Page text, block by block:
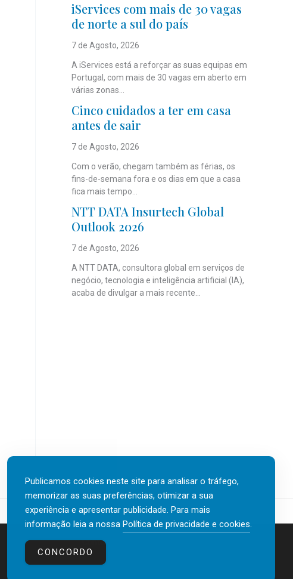
iServices com mais de 30 vagas
de norte a sul do país
7 de Agosto, 2026
A iServices está a reforçar as suas equipas em
Portugal, com mais de 30 vagas em aberto em
várias zonas...
Cinco cuidados a ter em casa
antes de sair
7 de Agosto, 2026
Com o verão, chegam também as férias, os
fins-de-semana fora e os dias em que a casa
fica mais tempo...
NTT DATA Insurtech Global
Outlook 2026
7 de Agosto, 2026
A NTT DATA, consultora global em serviços de
negócio, tecnologia e inteligência artificial (IA),
acaba de divulgar a mais recente...
Contactos
Publicamos cookies neste site para analisar o tráfego,
memorizar as suas preferências, otimizar a sua
experiência e apresentar publicidade. Para mais
informação leia a nossa Política de privacidade e cookies.
CONCORDO